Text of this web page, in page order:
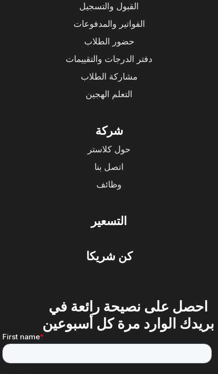
القبول والتسجيل
الفواتير والمدفوعات
حضور الطلاب
دفتر الدرجات والتقييمات
مشاركة الطلاب
التعلم الهجين
شركة
حول كلاستر
اتصل بنا
وظائف
التسعير
كن شريكا
احصل على نصيحة رائعة في
بريدك الوارد مرة كل أسبوعين